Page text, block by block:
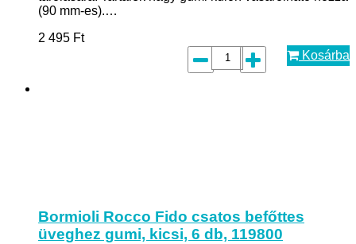
(90 mm-es).…
2 495 Ft
Kosárba
Bormioli Rocco Fido csatos befőttes
üveghez gumi, kicsi, 6 db, 119800